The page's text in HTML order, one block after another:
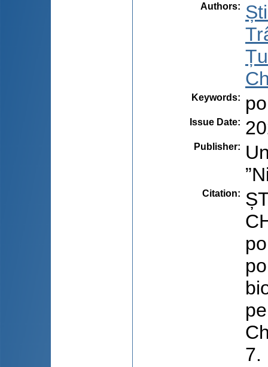
Authors:
Keywords:
Issue Date:
Publisher:
Citation:
7.